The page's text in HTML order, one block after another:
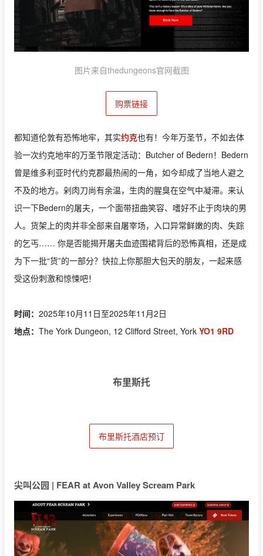
图片来自thedungeons官网截图
购票链接
都知道伦敦有恐怖地牢，其实约克也有！今年万圣节，不如去体
验一次约克地牢的万圣节限定活动：Butcher of Bedern！Bedern
曾是维多利亚时代约克郡最热闹的一角，如今却成了当地人避之
不及的地方。剁肉刀尚有余温，生肉的腥臭在空气中凝滞。来认
识一下Bedern的屠夫，一个面带扭曲笑容、嗜好不止于肉块的男
人。货架上的肉并非全部来自屠宰场，入口异常鲜嫩的肉、失踪
的乞丐…… 你是否能揭开屠夫血迹围裙背后的恐怖真相，还是成
为下一批“货”的一部分？快拉上你那胆大包天的朋友，一起来感
受这份刺激和惊悚吧！
时间： 2025年10月11日至2025年11月2日
地点： The York Dungeon, 12 Clifford Street, York YO1 9RD
布里斯托
布里斯托酒店预订
尖叫公园 | FEAR at Avon Valley Scream Park